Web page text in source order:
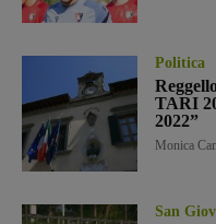
Politica
TARI
2022”
Monica
San